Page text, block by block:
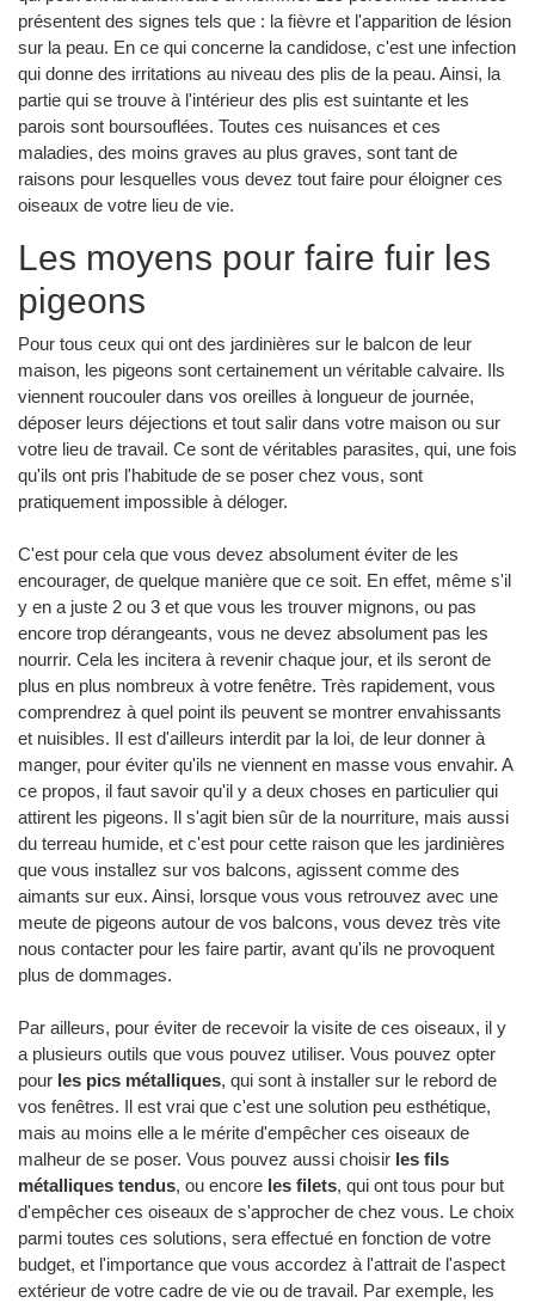
présentent des signes tels que : la fièvre et l'apparition de lésion
sur la peau. En ce qui concerne la candidose, c'est une infection
qui donne des irritations au niveau des plis de la peau. Ainsi, la
partie qui se trouve à l'intérieur des plis est suintante et les
parois sont boursouflées. Toutes ces nuisances et ces
maladies, des moins graves au plus graves, sont tant de
raisons pour lesquelles vous devez tout faire pour éloigner ces
oiseaux de votre lieu de vie.
Les moyens pour faire fuir les
pigeons
Pour tous ceux qui ont des jardinières sur le balcon de leur
maison, les pigeons sont certainement un véritable calvaire. Ils
viennent roucouler dans vos oreilles à longueur de journée,
déposer leurs déjections et tout salir dans votre maison ou sur
votre lieu de travail. Ce sont de véritables parasites, qui, une fois
qu'ils ont pris l'habitude de se poser chez vous, sont
pratiquement impossible à déloger.
C'est pour cela que vous devez absolument éviter de les
encourager, de quelque manière que ce soit. En effet, même s'il
y en a juste 2 ou 3 et que vous les trouver mignons, ou pas
encore trop dérangeants, vous ne devez absolument pas les
nourrir. Cela les incitera à revenir chaque jour, et ils seront de
plus en plus nombreux à votre fenêtre. Très rapidement, vous
comprendrez à quel point ils peuvent se montrer envahissants
et nuisibles. Il est d'ailleurs interdit par la loi, de leur donner à
manger, pour éviter qu'ils ne viennent en masse vous envahir. A
ce propos, il faut savoir qu'il y a deux choses en particulier qui
attirent les pigeons. Il s'agit bien sûr de la nourriture, mais aussi
du terreau humide, et c'est pour cette raison que les jardinières
que vous installez sur vos balcons, agissent comme des
aimants sur eux. Ainsi, lorsque vous vous retrouvez avec une
meute de pigeons autour de vos balcons, vous devez très vite
nous contacter pour les faire partir, avant qu'ils ne provoquent
plus de dommages.
Par ailleurs, pour éviter de recevoir la visite de ces oiseaux, il y
a plusieurs outils que vous pouvez utiliser. Vous pouvez opter
pour les pics métalliques, qui sont à installer sur le rebord de
vos fenêtres. Il est vrai que c'est une solution peu esthétique,
mais au moins elle a le mérite d'empêcher ces oiseaux de
malheur de se poser. Vous pouvez aussi choisir les fils
métalliques tendus, ou encore les filets, qui ont tous pour but
d'empêcher ces oiseaux de s'approcher de chez vous. Le choix
parmi toutes ces solutions, sera effectué en fonction de votre
budget, et l'importance que vous accordez à l'attrait de l'aspect
extérieur de votre cadre de vie ou de travail. Par exemple, les